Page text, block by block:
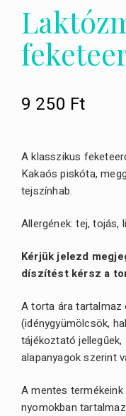
9 250 Ft
A klasszikus
Kakaós piskóta,
tejszínhab.
Allergének: tej, tojás,
Kérjük jelezd
díszítést kérsz a
A torta ára tartalmaz
(idénygyümölcsök,
tájékoztató
alapanyagok szerint
A mentes
nyomokban